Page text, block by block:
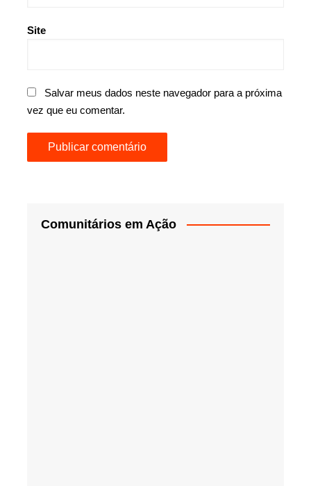
Site
Salvar meus dados neste navegador para a próxima
vez que eu comentar.
Comunitários em Ação